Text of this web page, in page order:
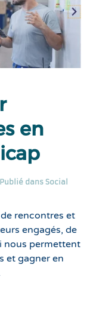
en
dans Social
rencontres et
engagés, de
nous permettent
et gagner en